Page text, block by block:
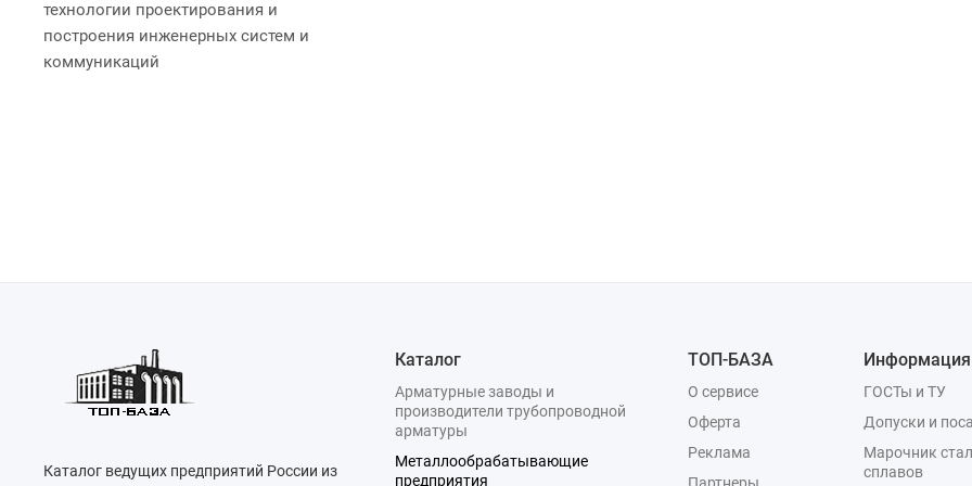
технологии проектирования и
построения инженерных систем и
коммуникаций
Каталог ведущих предприятий России из
Каталог
Арматурные заводы и
производители трубопроводной
арматуры
Металлообрабатывающие
предприятия
ТОП-БАЗА
О сервисе
Оферта
Реклама
Информация
ГОСТы и ТУ
Допуски и
Марочник
сплавов